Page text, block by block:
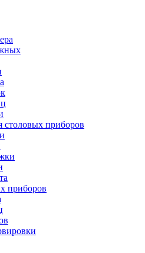
столовых приборов
приборов